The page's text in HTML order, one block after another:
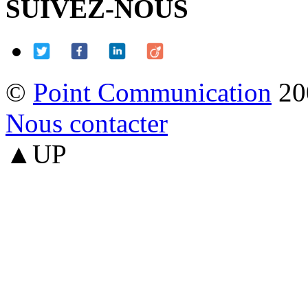
SUIVEZ-NOUS
© Point Communication
Nous contacter
▲UP